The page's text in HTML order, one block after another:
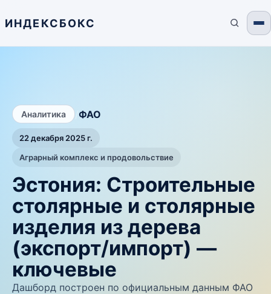
ИНДЕКСБОКС
Аналитика ФАО
22 декабря 2025 г.
Аграрный комплекс и продовольствие
Эстония: Строительные
столярные и столярные
изделия из дерева
(экспорт/импорт) —
ключевые
Дашборд построен по официальным данным ФАО